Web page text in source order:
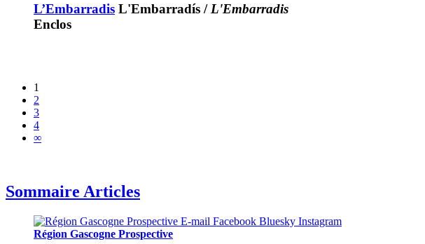
L’Embarradis L'Embarradís / L'Embarradis
Enclos
1
2
3
4
∞
Sommaire Articles
Région Gascogne Prospective